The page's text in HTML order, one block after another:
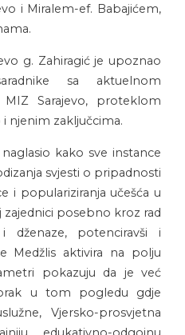
i Miralem-ef. Babajićem,
g. Zahiragić je upoznao
sa aktuelnom
Sarajevo, proteklom
njenim zaključcima.
kako sve instance
svjesti o pripadnosti
i populariziranja učešća u
zajednici posebno kroz rad
dženaze, potenciravši i
Medžlis aktivira na polju
pokazuju da je već
u tom pogledu gdje
Vjersko-prosvjetna